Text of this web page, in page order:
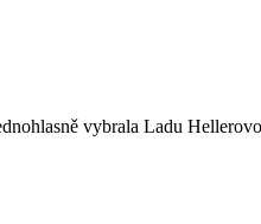
vybrala Ladu